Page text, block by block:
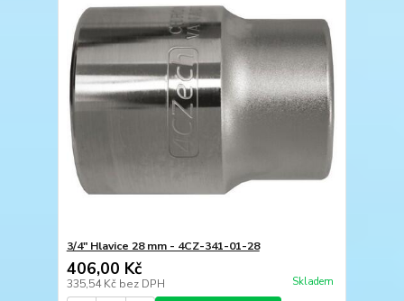
3/4" Hlavice 28 mm - 4CZ-341-01-28
406,00 Kč
335,54 Kč bez DPH Skladem